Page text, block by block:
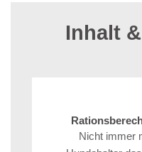
Inhalt
Nicht immer